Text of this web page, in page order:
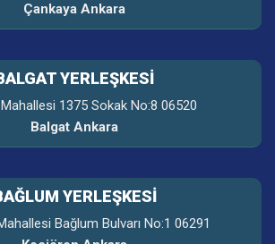
Çankaya Ankara
YERLEŞKESİ
1375 Sokak No:8 06520
Balgat Ankara
YERLEŞKESİ
Bağlum Bulvarı No:1 06291